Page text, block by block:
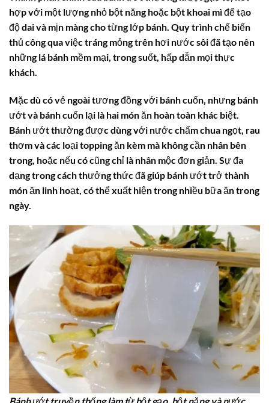
hợp với một lượng nhỏ bột năng hoặc bột khoai mì để tạo
độ dai và mịn màng cho từng lớp bánh. Quy trình chế biến
thủ công qua việc tráng mỏng trên hơi nước sôi đã tạo nên
những lá bánh mềm mại, trong suốt, hấp dẫn mọi thực
khách.
Mặc dù có vẻ ngoài tương đồng với bánh cuốn, nhưng bánh
ướt và bánh cuốn lại là hai món ăn hoàn toàn khác biệt.
Bánh ướt thường được dùng với nước chấm chua ngọt, rau
thơm và các loại topping ăn kèm mà không cần nhân bên
trong, hoặc nếu có cũng chỉ là nhân mộc đơn giản. Sự đa
dạng trong cách thưởng thức đã giúp bánh ướt trở thành
món ăn linh hoạt, có thể xuất hiện trong nhiều bữa ăn trong
ngày.
Bánh ướt truyền thống làm từ bột gạo, bột năng và nước